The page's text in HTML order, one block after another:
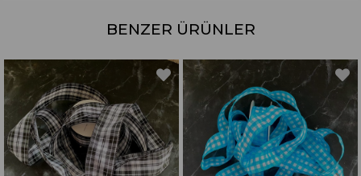
BENZER ÜRÜNLER